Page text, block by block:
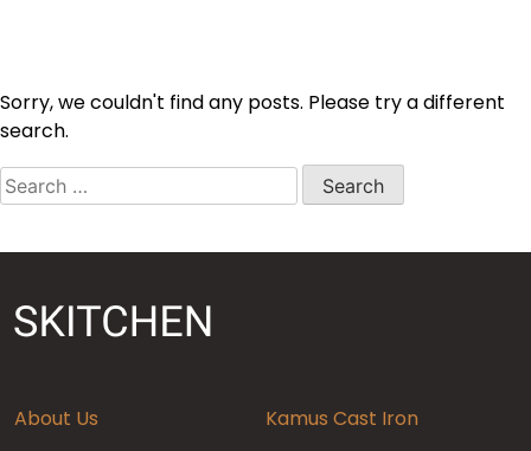
Sorry, we couldn't find any posts. Please try a different
search.
Search
for:
About Us Kamus Cast Iron